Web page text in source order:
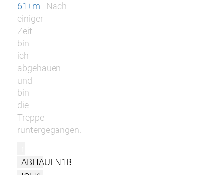
61+m
Nach
einiger
Zeit
bin
ich
abgehauen
und
bin
die
Treppe
runtergegangen.
ABHAUEN1B